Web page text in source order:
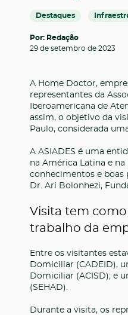
Destaques
Por: Redação
29 de setembro de 2023
A Home Doctor,
representantes da
Iberoamericana de
assim, o objetivo da
Paulo, considerada
A ASIADES é uma
na América Latina e
conhecimentos e boas
Dr. Ari Bolonhezi,
Visita tem
trabalho da
Entre os visitantes
Domiciliar (CADEID),
Domiciliar (ACISD); e
(SEHAD).
Durante a visita, os